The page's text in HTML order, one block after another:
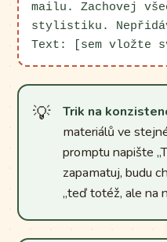
mailu. Zachovej
stylistiku.
Text: [sem vložte
Trik na
materiálů ve
promptu napište
zapamatuj, budu
„teď totéž, ale na